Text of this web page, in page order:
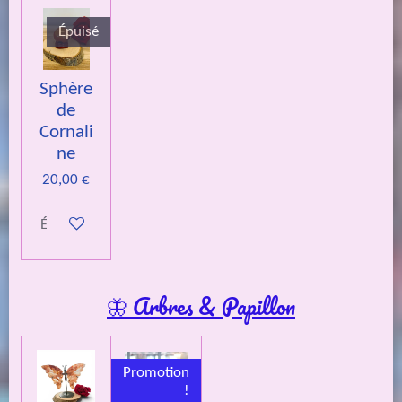
Épuisé
Sphère
de
Cornali
ne
20,00 €
Épuisé
🦋 Arbres & Papillon
Promotion
!